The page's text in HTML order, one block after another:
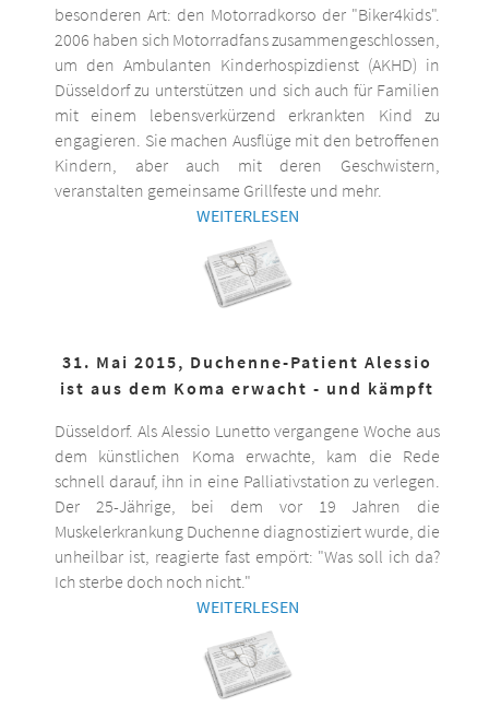
besonderen Art: den Motorradkorso der "Biker4kids".
2006 haben sich Motorradfans zusammengeschlossen,
um den Ambulanten Kinderhospizdienst (AKHD) in
Düsseldorf zu unterstützen und sich auch für Familien
mit einem lebensverkürzend erkrankten Kind zu
engagieren. Sie machen Ausflüge mit den betroffenen
Kindern, aber auch mit deren Geschwistern,
veranstalten gemeinsame Grillfeste und mehr.
WEITERLESEN
31. Mai 2015, Duchenne-Patient Alessio
ist aus dem Koma erwacht - und kämpft
Düsseldorf. Als Alessio Lunetto vergangene Woche aus
dem künstlichen Koma erwachte, kam die Rede
schnell darauf, ihn in eine Palliativstation zu verlegen.
Der 25-Jährige, bei dem vor 19 Jahren die
Muskelerkrankung Duchenne diagnostiziert wurde, die
unheilbar ist, reagierte fast empört: "Was soll ich da?
Ich sterbe doch noch nicht."
WEITERLESEN